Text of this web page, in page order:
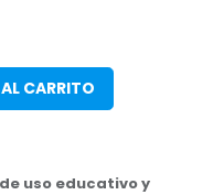
CARRITO
uso educativo y